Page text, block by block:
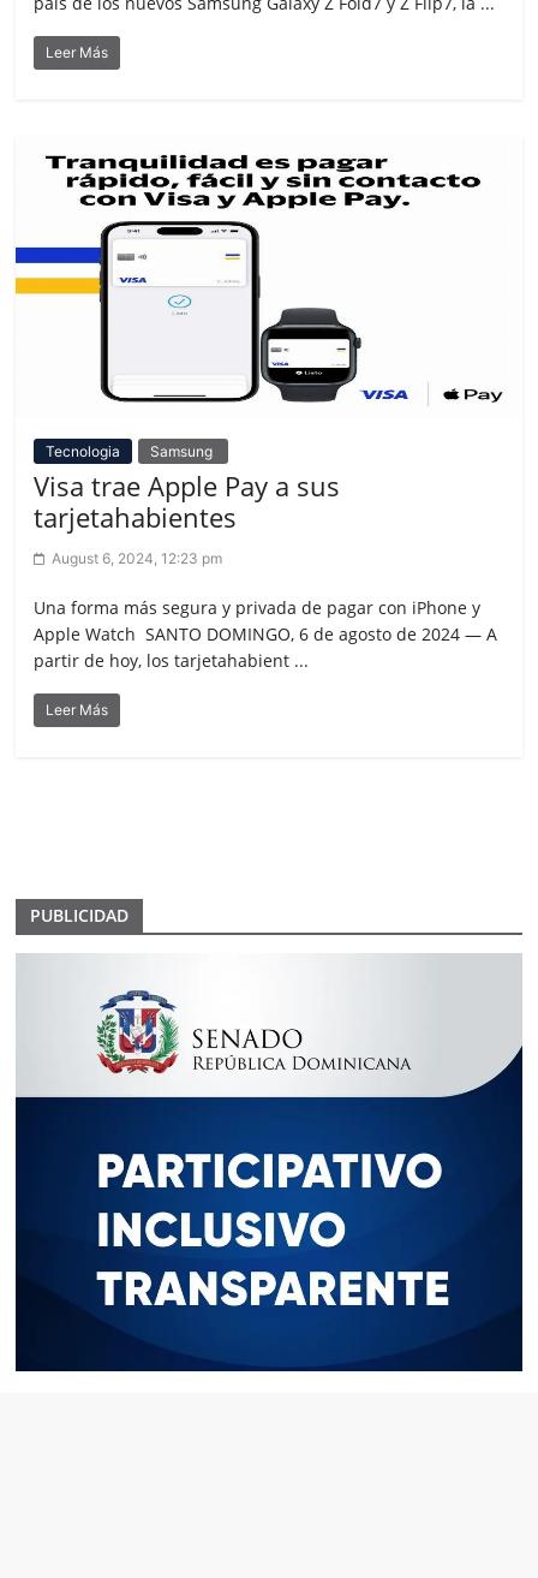
Leer Más
Tecnologia Samsung
Visa trae Apple Pay a sus
tarjetahabientes
August 6, 2024, 12:23 pm
Una forma más segura y privada de pagar con iPhone y
Apple Watch SANTO DOMINGO, 6 de agosto de 2024 — A
partir de hoy, los tarjetahabient ...
Leer Más
PUBLICIDAD